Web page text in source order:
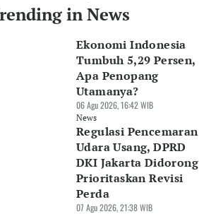
in News
Ekonomi Indonesia
Tumbuh 5,29 Persen,
Apa Penopang
Utamanya?
06 Agu 2026, 16:42 WIB
News
Regulasi Pencemaran
Udara Usang, DPRD
DKI Jakarta Didorong
Prioritaskan Revisi
Perda
07 Agu 2026, 21:38 WIB